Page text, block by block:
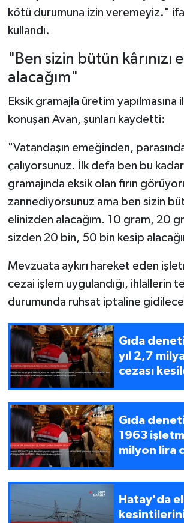
kötü durumuna izin veremeyiz."
kullandı.
"Ben sizin bütün kârınızı
alacağım"
Eksik gramajla üretim yapılmasına
konuşan Avan, şunları kaydetti:
"Vatandaşın emeğinden,
çalıyorsunuz. İlk defa ben bu
gramajında eksik olan fırın
zannediyorsunuz ama ben sizin
elinizden alacağım. 10 gram, 20
sizden 20 bin, 50 bin kesip
Mevzuata aykırı hareket eden
cezai işlem uygulandığı, ihlallerin
durumunda ruhsat iptaline
Gıda
yıl 2,7
cezası
Gıda
1963
milyon lira
Hatay'da